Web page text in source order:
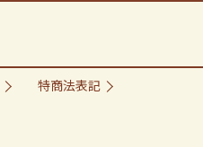
特商法表記